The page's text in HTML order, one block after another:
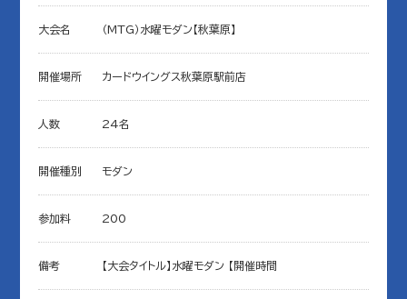
大会名 （MTG）水曜モダン【秋葉原】
開催場所 カードウイングス秋葉原駅前店
人数 24名
開催種別 モダン
参加料 200
備考 【大会タイトル】水曜モダン 【開催時間